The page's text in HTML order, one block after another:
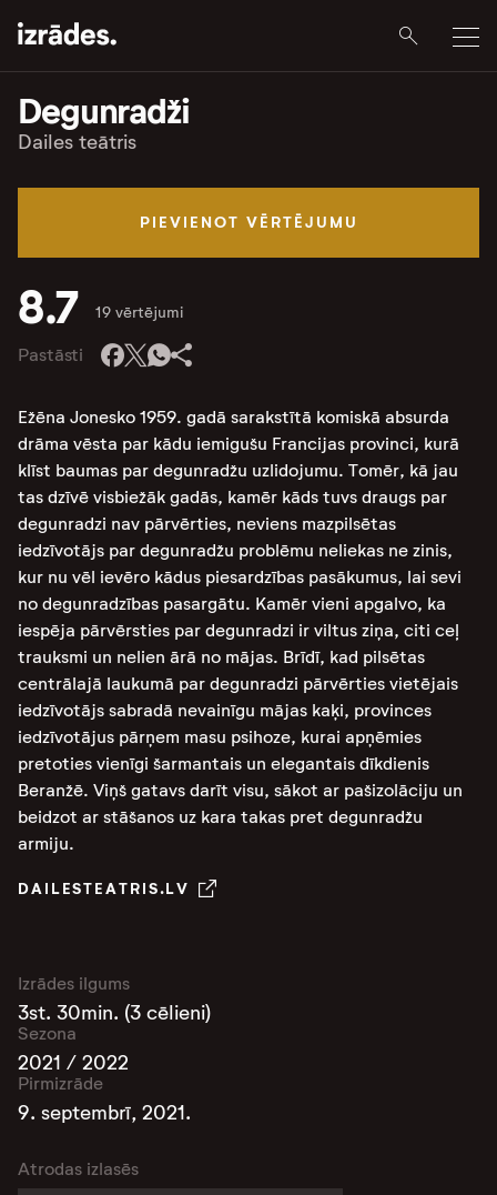
Degunradži
Dailes teātris
PIEVIENOT VĒRTĒJUMU
8.7 19 vērtējumi
Pastāsti
Ežēna Jonesko 1959. gadā sarakstītā komiskā absurda
drāma vēsta par kādu iemigušu Francijas provinci, kurā
klīst baumas par degunradžu uzlidojumu. Tomēr, kā jau
tas dzīvē visbiežāk gadās, kamēr kāds tuvs draugs par
degunradzi nav pārvērties, neviens mazpilsētas
iedzīvotājs par degunradžu problēmu neliekas ne zinis,
kur nu vēl ievēro kādus piesardzības pasākumus, lai sevi
no degunradzības pasargātu. Kamēr vieni apgalvo, ka
iespēja pārvērsties par degunradzi ir viltus ziņa, citi ceļ
trauksmi un nelien ārā no mājas. Brīdī, kad pilsētas
centrālajā laukumā par degunradzi pārvērties vietējais
iedzīvotājs sabradā nevainīgu mājas kaķi, provinces
iedzīvotājus pārņem masu psihoze, kurai apņēmies
pretoties vienīgi šarmantais un elegantais dīkdienis
Beranžē. Viņš gatavs darīt visu, sākot ar pašizolāciju un
beidzot ar stāšanos uz kara takas pret degunradžu
armiju.
DAILESTEATRIS.LV
Izrādes ilgums
3st. 30min. (3 cēlieni)
Sezona
2021 / 2022
Pirmizrāde
9. septembrī, 2021.
Atrodas izlasēs